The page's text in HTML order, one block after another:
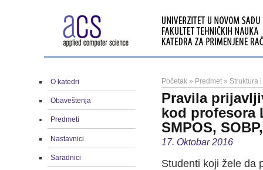
O katedri
Obaveštenja
Predmeti
Nastavnici
Saradnici
Početak » Predmet » Struktura
Pravila
kod profesora
SMPOS,
17. Oktobar 2016
Studenti koji žele da